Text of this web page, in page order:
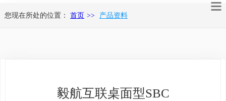
您现在所处的位置： 首页 产品资料
毅航互联桌面型SBC